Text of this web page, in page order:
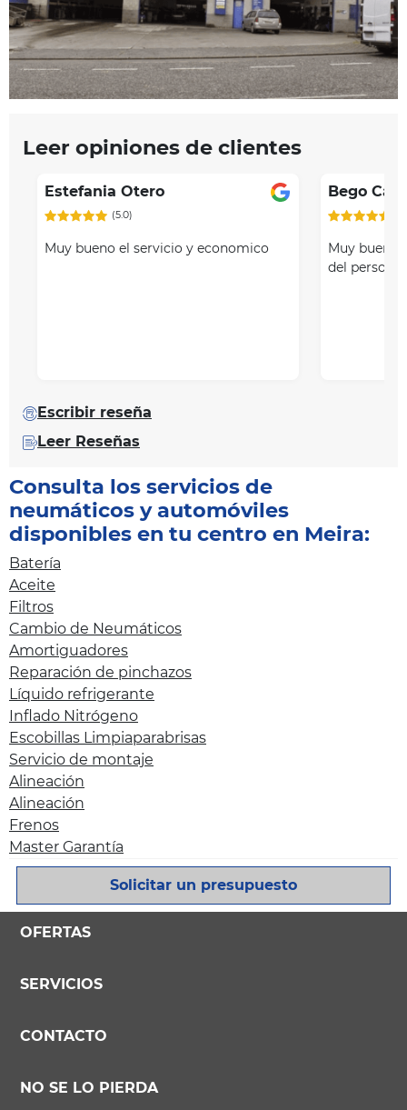
Leer opiniones de clientes
Estefania Otero
(5.0)
Muy bueno el servicio y economico
Bego
Muy buen
del personal
Escribir reseña
Leer Reseñas
Consulta los servicios de
neumáticos y automóviles
disponibles en tu centro en Meira:
Batería
Aceite
Filtros
Cambio de Neumáticos
Amortiguadores
Reparación de pinchazos
Líquido refrigerante
Inflado Nitrógeno
Escobillas Limpiaparabrisas
Servicio de montaje
Alineación
Alineación
Frenos
Master Garantía
Solicitar un presupuesto
OFERTAS
SERVICIOS
CONTACTO
NO SE LO PIERDA